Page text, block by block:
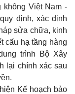
không Việt Nam -
định, xác định
sửa chữa, kinh
cấu hạ tầng hàng
trình Bộ Xây
lại chính xác sau
Kế hoạch bảo